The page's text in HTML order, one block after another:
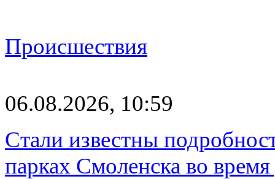
Происшествия
06.08.2026, 10:59
Стали известны
парках Смоленска во время